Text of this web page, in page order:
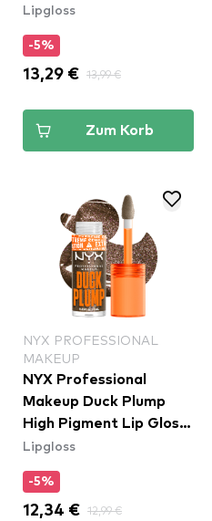
07 Global Citizen
Lipgloss
-5%
13,29 € 13,99 €
Zum Korb
NYX PROFESSIONAL
MAKEUP
NYX Professional
Makeup Duck Plump
High Pigment Lip Gloss
- 21 Onyx-Pected
Lipgloss
-5%
12,34 € 12,99 €